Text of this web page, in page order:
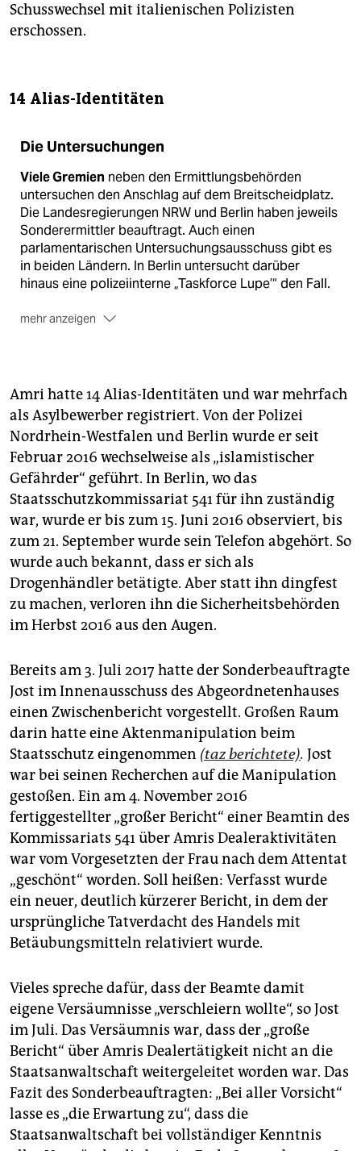
Schusswechsel mit italienischen Polizisten
erschossen.
14 Alias-Identitäten
Die Untersuchungen
Viele Gremien neben den Ermittlungsbehörden
untersuchen den Anschlag auf dem Breitscheidplatz.
Die Landes­regierungen NRW und Berlin haben jeweils
Sonderermittler beauftragt. Auch einen
parlamentarischen Untersuchungsausschuss gibt es
in beiden Ländern. In Berlin untersucht darüber
hinaus eine polizeiinterne „Taskforce Lupe’“ den Fall.
mehr anzeigen
(plu)
Amri hatte 14 Alias-Identitäten und war mehrfach
als Asylbewerber registriert. Von der Polizei
Nordrhein-Westfalen und Berlin wurde er seit
Februar 2016 wechselweise als „islamistischer
Gefährder“ geführt. In Berlin, wo das
Staatsschutzkommissariat 541 für ihn zuständig
war, wurde er bis zum 15. Juni 2016 observiert, bis
zum 21. September wurde sein Telefon abgehört. So
wurde auch bekannt, dass er sich als
Drogenhändler betätigte. Aber statt ihn dingfest
zu machen, verloren ihn die Sicherheitsbehörden
im Herbst 2016 aus den Augen.
Bereits am 3. Juli 2017 hatte der Sonderbeauftragte
Jost im Innenausschuss des Abgeordnetenhauses
einen Zwischenbericht vorgestellt. Großen Raum
darin hatte eine Aktenmanipulation beim
Staatsschutz eingenommen (taz berichtete). Jost
war bei seinen Recherchen auf die Manipulation
gestoßen. Ein am 4. November 2016
fertiggestellter „großer Bericht“ einer Beamtin des
Kommissariats 541 über Amris Dealeraktivitäten
war vom Vorgesetzten der Frau nach dem Attentat
„geschönt“ worden. Soll heißen: Verfasst wurde
ein neuer, deutlich kürzerer Bericht, in dem der
ursprüngliche Tatverdacht des Handels mit
Betäubungsmitteln relativiert wurde.
Vieles spreche dafür, dass der Beamte damit
eigene Versäumnisse „verschleiern wollte“, so Jost
im Juli. Das Versäumnis war, dass der „große
Bericht“ über Amris Dealertätigkeit nicht an die
Staatsanwaltschaft weitergeleitet worden war. Das
Fazit des Sonderbeauftragten: „Bei aller Vorsicht“
lasse es „die Erwartung zu“, dass die
Staatsanwaltschaft bei vollständiger Kenntnis